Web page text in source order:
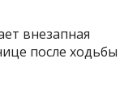
внезапная
после ходьбы